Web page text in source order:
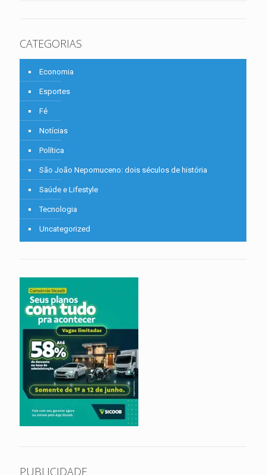
CATEGORIAS
Economia
Esportes
Fé
Notícias
Política
São João Nepomuceno: dois séculos de história
Saúde e Lifestyle
Tecnologia
Uncategorized
PUBLICIDADE